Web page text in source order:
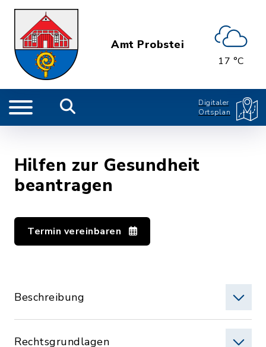
Amt Probstei
17 °C
Digitaler
Ortsplan
Hilfen zur Gesundheit
beantragen
Termin vereinbaren
Beschreibung
Rechtsgrundlagen